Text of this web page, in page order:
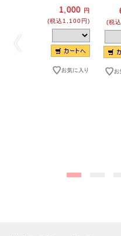
1,000 円
(税込1,100円)
(税